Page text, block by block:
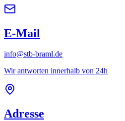
E-Mail
info@stb-braml.de
Wir antworten innerhalb von 24h
Adresse